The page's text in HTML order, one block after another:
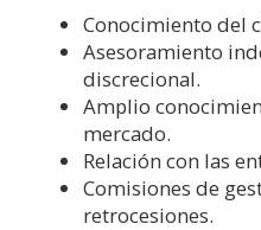
Conocimiento del
Asesoramiento
discrecional.
Amplio
mercado.
Relación con las
Comisiones de
retrocesiones.